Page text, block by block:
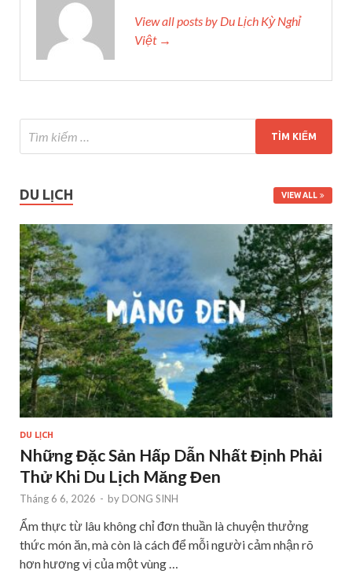
View all posts by Du Lịch Kỳ Nghỉ
Việt →
DU LỊCH VIEW ALL
DU LỊCH
Những Đặc Sản Hấp Dẫn Nhất Định Phải
Thử Khi Du Lịch Măng Đen
Tháng 6 6, 2026 - by DONG SINH
Ẩm thực từ lâu không chỉ đơn thuần là chuyện thưởng
thức món ăn, mà còn là cách để mỗi người cảm nhận rõ
hơn hương vị của một vùng …